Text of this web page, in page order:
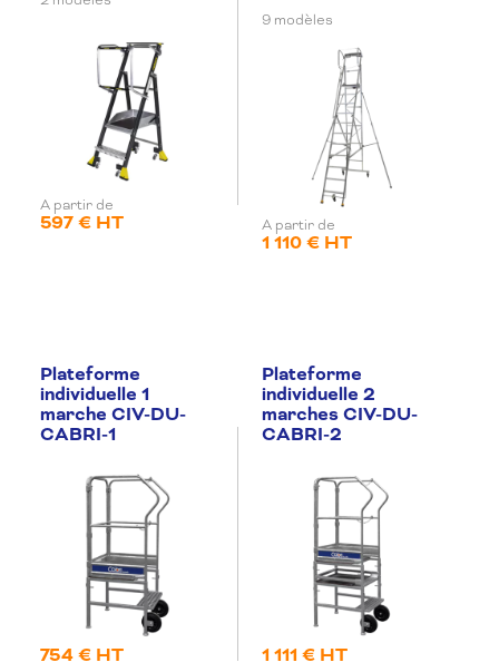
A partir de
597 € HT
9 modèles
A partir de
1 110 € HT
Plateforme
individuelle 1
marche CIV-DU-
CABRI-1
754 € HT
Plateforme
individuelle 2
marches CIV-DU-
CABRI-2
1 111 € HT